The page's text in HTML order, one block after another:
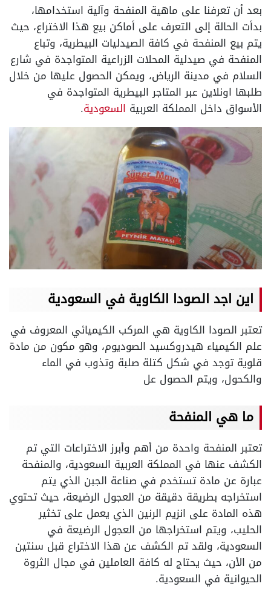
بعد أن تعرفنا على ماهية المنفحة وآلية استخدامها،
بدأت الحالة إلى التعرف على أماكن بيع هذا الاختراع، حيث
يتم بيع المنفحة في كافة الصيدليات البيطرية، وتباع
المنفحة في صيدلية المحلات الزراعية المتواجدة في شارع
السلام في مدينة الرياض، ويمكن الحصول عليها من خلال
طلبها اونلاين عبر المتاجر البيطرية المتواجدة في
الأسواق داخل المملكة العربية السعودية.
اين اجد الصودا الكاوية في السعودية
تعتبر الصودا الكاوية هي المركب الكيميائي المعروف في
علم الكيمياء هيدروكسيد الصوديوم، وهو مكون من مادة
قلوية توجد في شكل كتلة صلبة وتذوب في الماء
والكحول، ويتم الحصول عل
ما هي المنفحة
تعتبر المنفحة واحدة من أهم وأبرز الاختراعات التي تم
الكشف عنها في المملكة العربية السعودية، والمنفحة
عبارة عن مادة تستخدم في صناعة الجبن الذي يتم
استخراجه بطريقة دقيقة من العجول الرضيعة، حيث تحتوي
هذه المادة على انزيم الرنين الذي يعمل على تخثير
الحليب، ويتم استخراجها من العجول الرضيعة في
السعودية، ولقد تم الكشف عن هذا الاختراع قبل سنتين
من الأن، حيث يحتاج له كافة العاملين في مجال الثروة
الحيوانية في السعودية.